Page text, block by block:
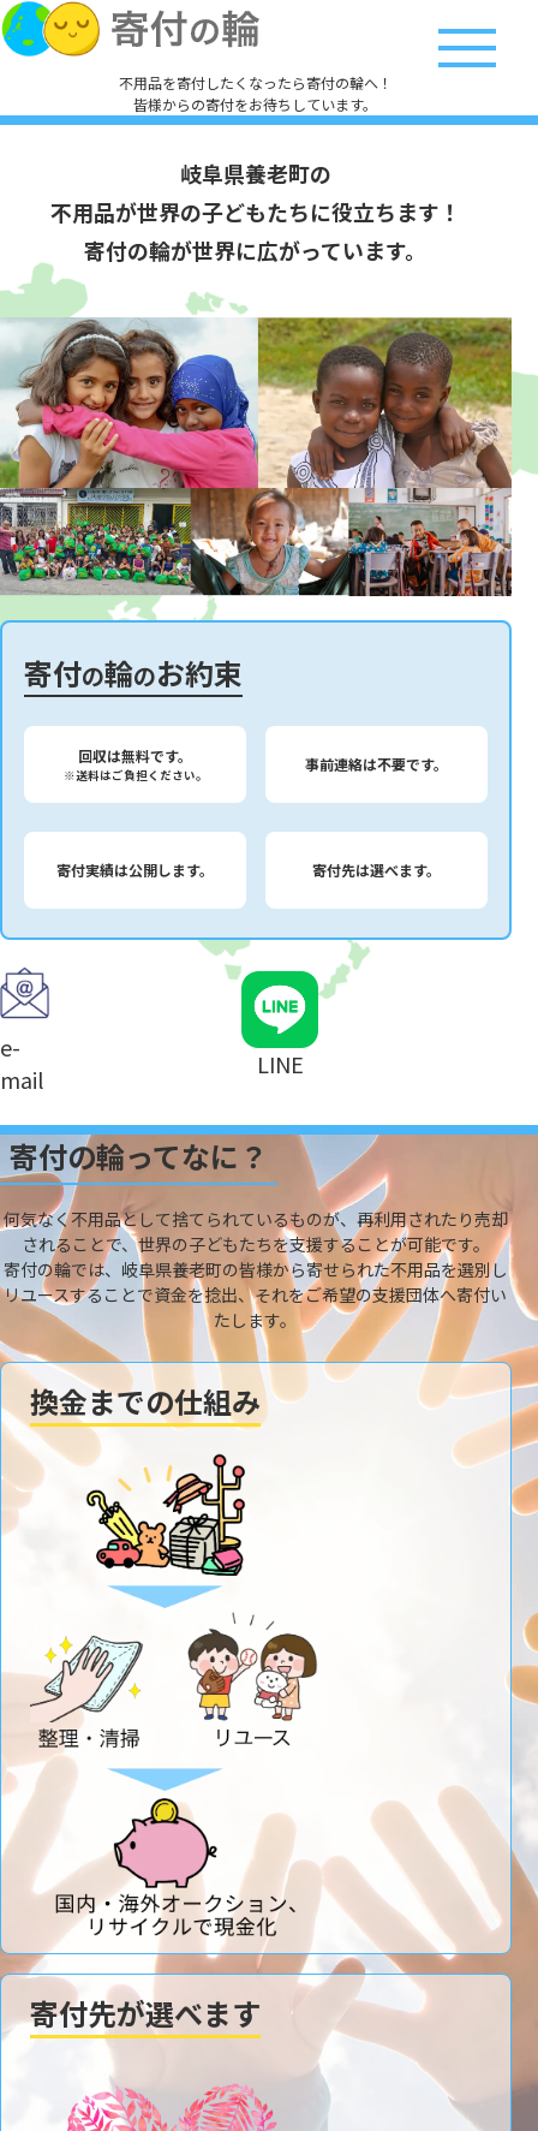
不用品を寄付したくなったら寄付の輪へ！
皆様からの寄付をお待ちしています。
岐阜県養老町の
不用品が世界の子どもたちに役立ちます！
寄付の輪が世界に広がっています。
寄付の輪のお約束
回収は無料です。
※送料はご負担ください。
事前連絡は不要です。
寄付実績は公開します。 寄付先は選べます。
e-
mail
LINE
寄付の輪ってなに？
何気なく不用品として捨てられているものが、再利用されたり売却
されることで、世界の子どもたちを支援することが可能です。
寄付の輪では、岐阜県養老町の皆様から寄せられた不用品を選別し
リユースすることで資金を捻出、それをご希望の支援団体へ寄付い
たします。
換金までの仕組み
寄付先が選べます